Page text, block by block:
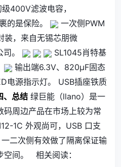
400V滤波电容，
的是保险。
一次侧PWM
装，来自无锡芯朋微
。
SL1045肖特基
输出端6.3V、820μF固态
电源指示灯。 USB插座铁质
、总结 绿巨能（llano）是一
周边产品在市场上较为常
1C 外观尚可，USB 口支
二次侧有效做了隔离保证输
空间。 相关阅读：